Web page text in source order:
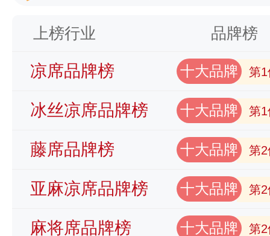
上榜行业 品牌榜
凉席品牌榜 十大品牌 第1
冰丝凉席品牌榜 十大品牌 第1
藤席品牌榜 十大品牌 第2
亚麻凉席品牌榜 十大品牌 第2
麻将席品牌榜 十大品牌 第2